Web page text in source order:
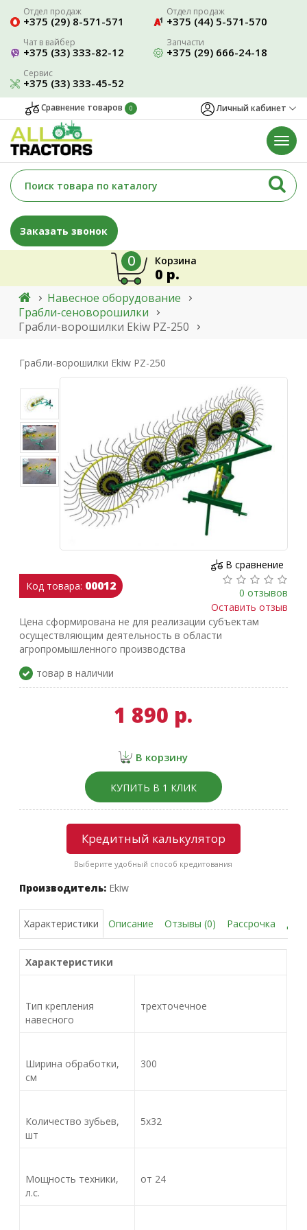
Отдел продаж
+375 (29) 8-571-571
Отдел продаж
+375 (44) 5-571-570
Чат в вайбер
+375 (33) 333-82-12
Запчасти
+375 (29) 666-24-18
Сервис
+375 (33) 333-45-52
Сравнение товаров 0 Личный кабинет
Заказать звонок
Корзина
0
0 р.
Навесное оборудование
Грабли-сеноворошилки
Грабли-ворошилки Ekiw PZ-250
Грабли-ворошилки Ekiw PZ-250
Код товара: 00012
В сравнение
0 отзывов
Оставить отзыв
Цена сформирована не для реализации субъектам
осуществляющим деятельность в области
агропромышленного производства
товар в наличии
1 890 р.
В корзину
КУПИТЬ В 1 КЛИК
Кредитный калькулятор
Выберите удобный способ кредитования
Производитель: Ekiw
Характеристики Описание Отзывы (0) Рассрочка
Характеристики
Тип крепления
навесного
трехточечное
Ширина обработки,
см
300
Количество зубьев,
шт
5х32
Мощность техники,
л.с.
от 24